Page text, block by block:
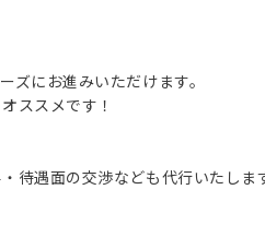
ズにお進みいただけます。
ススメです！
待遇面の交渉なども代行いたしま